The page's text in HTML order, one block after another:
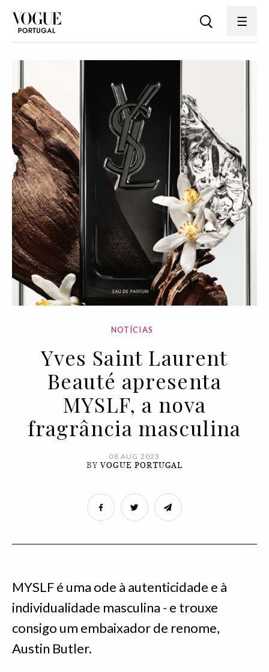
NOTÍCIAS
Yves Saint Laurent
Beauté apresenta
MYSLF, a nova
fragrância masculina
08 AUG 2023
BYVOGUE PORTUGAL
MYSLF é uma ode à autenticidade e à
individualidade masculina - e trouxe
consigo um embaixador de renome,
Austin Butler.